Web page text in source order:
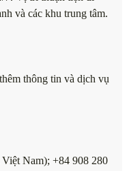
và các khu trung tâm.
thông tin và dịch vụ
Nam); +84 908 280